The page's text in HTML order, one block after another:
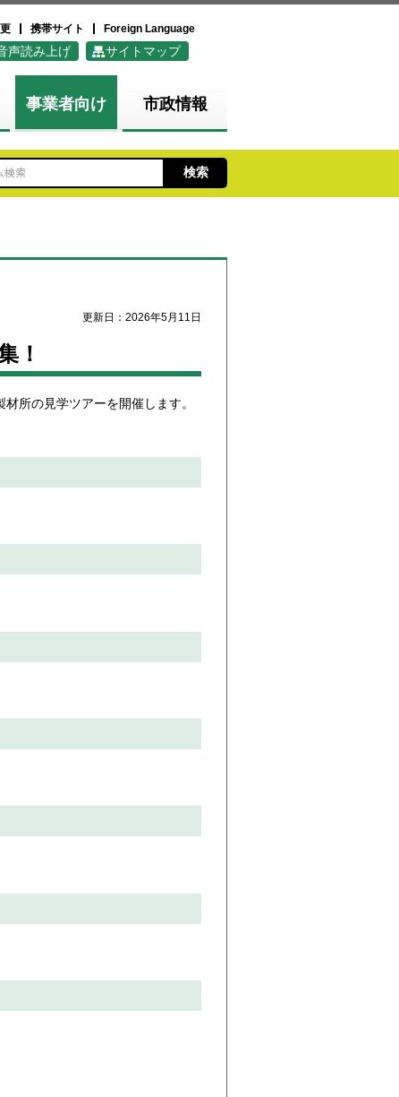
携帯サイト Foreign Language
声読み上げ サイトマップ
事業者向け 市政情報
更新日：2026年5月11日
！
所の見学ツアーを開催します。